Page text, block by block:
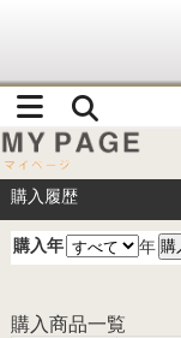
購入履歴
購入年 年
購入商品一覧